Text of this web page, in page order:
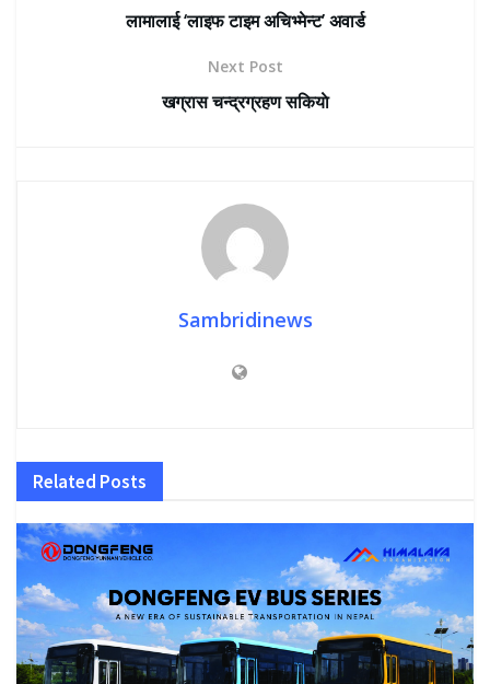
लामालाई ‘लाइफ टाइम अचिभ्मेन्ट’ अवार्ड
Next Post
खग्रास चन्द्रग्रहण सकियाे
Sambridinews
Related Posts